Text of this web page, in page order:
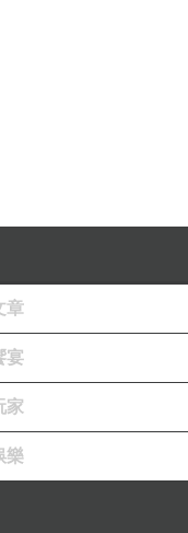
章
宴
家
樂